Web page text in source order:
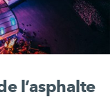
l’asphalte